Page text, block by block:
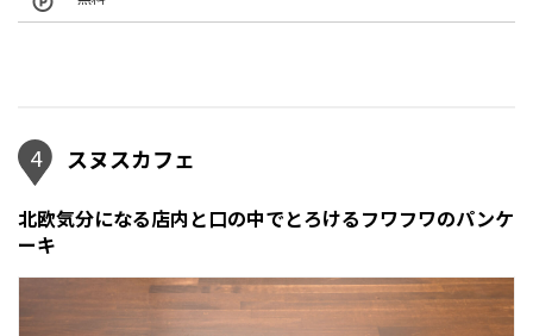
4 スヌスカフェ
北欧気分になる店内と口の中でとろけるフワフワのパンケ
ーキ